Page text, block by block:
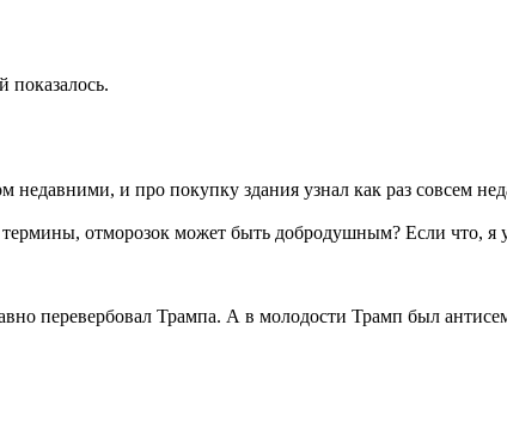
показалось.
и про покупку здания узнал как раз совсем
отморозок может быть добродушным? Если что, я
перевербовал Трампа. А в молодости Трамп был